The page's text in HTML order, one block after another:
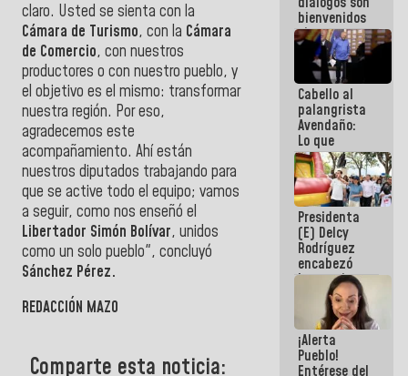
claro. Usted se sienta con la
Cámara de Turismo, con la Cámara
de Comercio, con nuestros
productores o con nuestro pueblo, y
el objetivo es el mismo: transformar
nuestra región. Por eso,
agradecemos este
acompañamiento. Ahí están
nuestros diputados trabajando para
que se active todo el equipo; vamos
a seguir, como nos enseñó el
Libertador Simón Bolívar, unidos
como un solo pueblo", concluyó
Sánchez Pérez.
REDACCIÓN MAZO
Comparte esta noticia:
bienvenidos
siempre que
estén en el
marco de la
Constitución
de la
República
Cabello al
palangrista
Avendaño:
Lo que
vayas a
escribir
hazlo hoy
por que no
sabemos si
la semana
que viene
hay
programa
Presidenta
(E) Delcy
Rodríguez
encabezó
lanzamiento
del Plan
Nacional de
Recreación
Vacacional
¡Alerta
Pueblo!
Entérese del